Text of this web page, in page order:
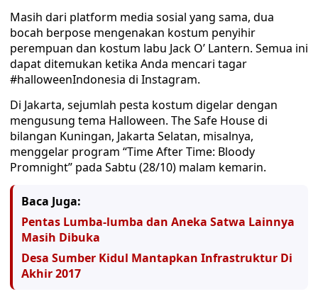
Masih dari platform media sosial yang sama, dua
bocah berpose mengenakan kostum penyihir
perempuan dan kostum labu Jack O’ Lantern. Semua ini
dapat ditemukan ketika Anda mencari tagar
#halloweenIndonesia di Instagram.
Di Jakarta, sejumlah pesta kostum digelar dengan
mengusung tema Halloween. The Safe House di
bilangan Kuningan, Jakarta Selatan, misalnya,
menggelar program “Time After Time: Bloody
Promnight” pada Sabtu (28/10) malam kemarin.
Baca Juga:
Pentas Lumba-lumba dan Aneka Satwa Lainnya
Masih Dibuka
Desa Sumber Kidul Mantapkan Infrastruktur Di
Akhir 2017